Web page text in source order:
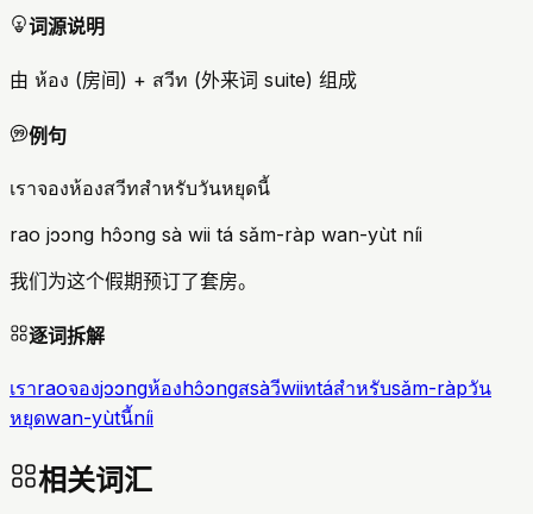
词源说明
由 ห้อง (房间) + สวีท (外来词 suite) 组成
例句
เราจองห้องสวีทสำหรับวันหยุดนี้
rao jɔɔng hɔ̂ɔng sà wii tá sǎm-ràp wan-yùt níi
我们为这个假期预订了套房。
逐词拆解
เราraoจองjɔɔngห้องhɔ̂ɔngสsàวีwiiทtáสำหรับsǎm-ràpวัน
หยุดwan-yùtนี้níi
相关词汇